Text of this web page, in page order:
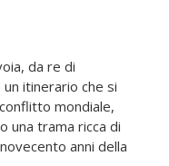
da re di
itinerario che si
mondiale,
una trama ricca di
anni della